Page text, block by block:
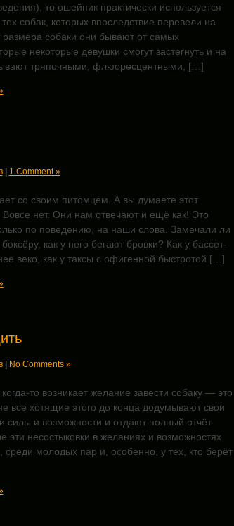
то ошейник практически используется
собак, которых впоследствие перевели на
размера собаки они бывают от самых
некоторые девушки смогут застегнуть и на
тряпочными, флюоресцентными, […]
1 Comment »
со своим питомцем. А вы думаете этот
Вовсе нет. Они нам отвечают и ещё как! Это
по поведению, на наши слова. Замечали ли
как у него бегают бровки? Как у бассет-
веко, как у таксы с офигенной быстротой […]
No Comments »
то возникает желание завести собаку — это
все хотящие этого до конца додумывают свои
силы и возможности и отдают полный отчёт
эти несостыковки в желаниях и возможностях
молодых пар и, особенно, у тех, кто берёт